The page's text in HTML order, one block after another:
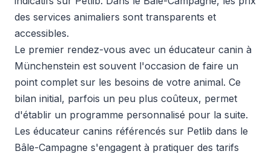
des services animaliers sont transparents et
accessibles.
Le premier rendez-vous avec un éducateur canin à
Münchenstein est souvent l'occasion de faire un
point complet sur les besoins de votre animal. Ce
bilan initial, parfois un peu plus coûteux, permet
d'établir un programme personnalisé pour la suite.
Les éducateur canins référencés sur Petlib dans le
Bâle-Campagne s'engagent à pratiquer des tarifs